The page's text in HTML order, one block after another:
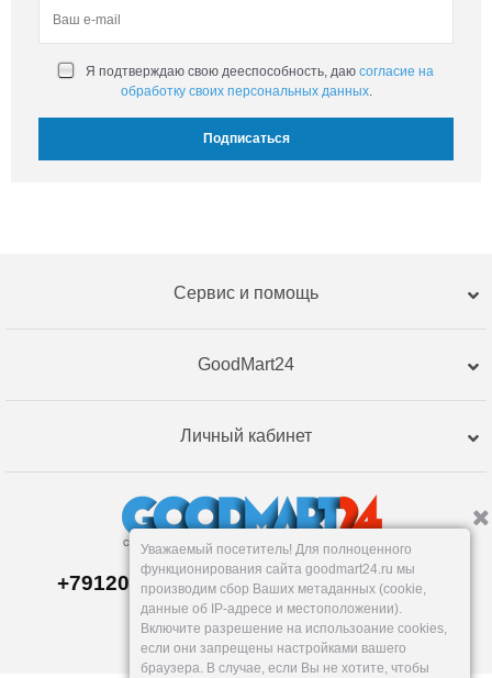
Я подтверждаю свою дееспособность, даю согласие на
обработку своих персональных данных.
Сервис и помощь
GoodMart24
Личный кабинет
+79120359762, +79120359761 MAX,TG
Склад в Екатеринбург е
Пн-Пт: 10-19, Сб, Вс: вых.
info@goodmart24.ru
Уважаемый посетитель! Для полноценного
функционирования сайта goodmart24.ru мы
производим сбор Ваших метаданных (cookie,
данные об IP-адресе и местоположении).
Включите разрешение на использоание cookies,
если они запрещены настройками вашего
браузера. В случае, если Вы не хотите, чтобы